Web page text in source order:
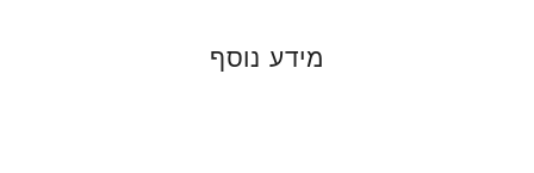
מידע נוסף